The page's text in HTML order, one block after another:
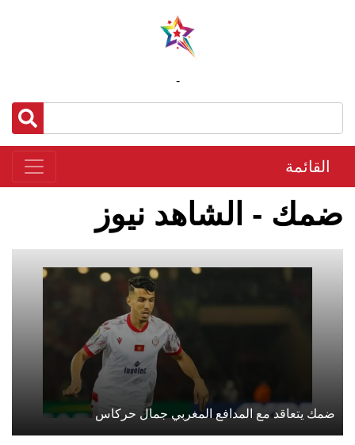
-
القائمة
ضمك - الشاهد نيوز
ضمك يتعاقد مع المدافع المغربي جمال حركاس